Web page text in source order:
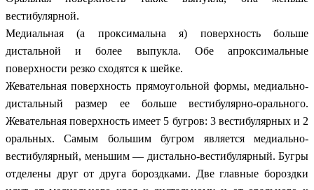
вестибулярной.
Медиальная (а проксимальна я) поверхность больше
дистальной и более выпукла. Обе апроксимальные
поверхности резко сходятся к шейке.
Жевательная поверхность прямоугольной формы, медиально-
дистальный размер ее больше вестибулярно-орального.
Жевательная поверхность имеет 5 бугров: 3 вестибулярных и 2
оральных. Самым большим бугром является медиально-
вестибулярный, меньшим — дистально-вестибулярный. Бугры
отделены друг от друга бороздками. Две главные бороздки